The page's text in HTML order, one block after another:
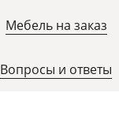
Мебель на заказ
Вопросы и ответы